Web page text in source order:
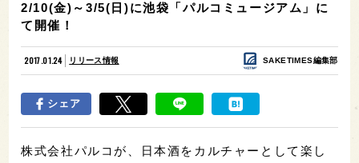
2/10(金)～3/5(日)に池袋「パルコミュージアム」に
て開催！
2017.01.24 リリース情報 SAKETIMES編集部
シェア
株式会社パルコが、日本酒をカルチャーとして楽し